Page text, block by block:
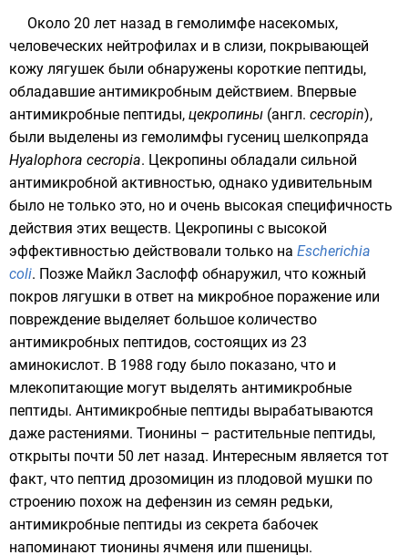
Около 20 лет назад в гемолимфе насекомых,
человеческих нейтрофилах и в слизи, покрывающей
кожу лягушек были обнаружены короткие пептиды,
обладавшие антимикробным действием. Впервые
антимикробные пептиды, цекропины (англ. cecropin),
были выделены из гемолимфы гусениц шелкопряда
Hyalophora cecropia. Цекропины обладали сильной
антимикробной активностью, однако удивительным
было не только это, но и очень высокая специфичность
действия этих веществ. Цекропины с высокой
эффективностью действовали только на Escherichia
coli. Позже Майкл Заслофф обнаружил, что кожный
покров лягушки в ответ на микробное поражение или
повреждение выделяет большое количество
антимикробных пептидов, состоящих из 23
аминокислот. В 1988 году было показано, что и
млекопитающие могут выделять антимикробные
пептиды. Антимикробные пептиды вырабатываются
даже растениями. Тионины – растительные пептиды,
открыты почти 50 лет назад. Интересным является тот
факт, что пептид дрозомицин из плодовой мушки по
строению похож на дефензин из семян редьки,
антимикробные пептиды из секрета бабочек
напоминают тионины ячменя или пшеницы.